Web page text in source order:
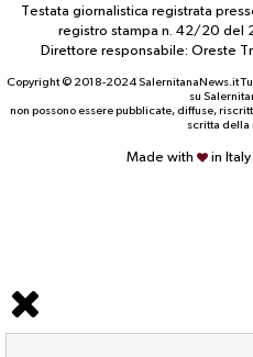
Testata giornalistica registrata
registro stampa n. 42/20
Direttore responsabile: Oreste
Copyright © 2018-2024 SalernitanaNews.it
su
non possono essere pubblicate, diffuse,
scritta della
Made with in Italy |